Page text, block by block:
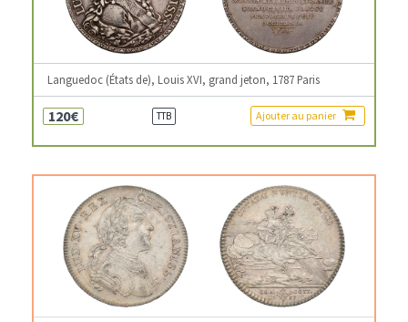
Languedoc (États de), Louis XVI, grand jeton, 1787 Paris
120€ TTB Ajouter au panier